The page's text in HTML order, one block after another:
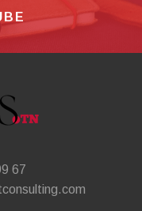
67